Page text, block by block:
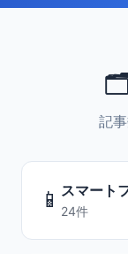
🗂️
記
📱 スマート
24件